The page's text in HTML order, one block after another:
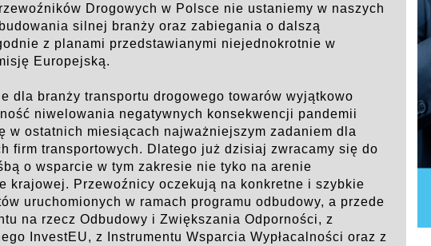
Drogowych w Polsce nie ustaniemy w naszych
silnej branży oraz zabiegania o dalszą
z planami przedstawianymi niejednokrotnie w
Europejską.
dla branży transportu drogowego towarów wyjątkowo
niwelowania negatywnych konsekwencji pandemii
w ostatnich miesiącach najważniejszym zadaniem dla
firm transportowych. Dlatego już dzisiaj zwracamy się do
o wsparcie w tym zakresie nie tyko na arenie
krajowej. Przewoźnicy oczekują na konkretne i szybkie
uruchomionych w ramach programu odbudowy, a przede
na rzecz Odbudowy i Zwiększania Odporności, z
InvestEU, z Instrumentu Wsparcia Wypłacalności oraz z